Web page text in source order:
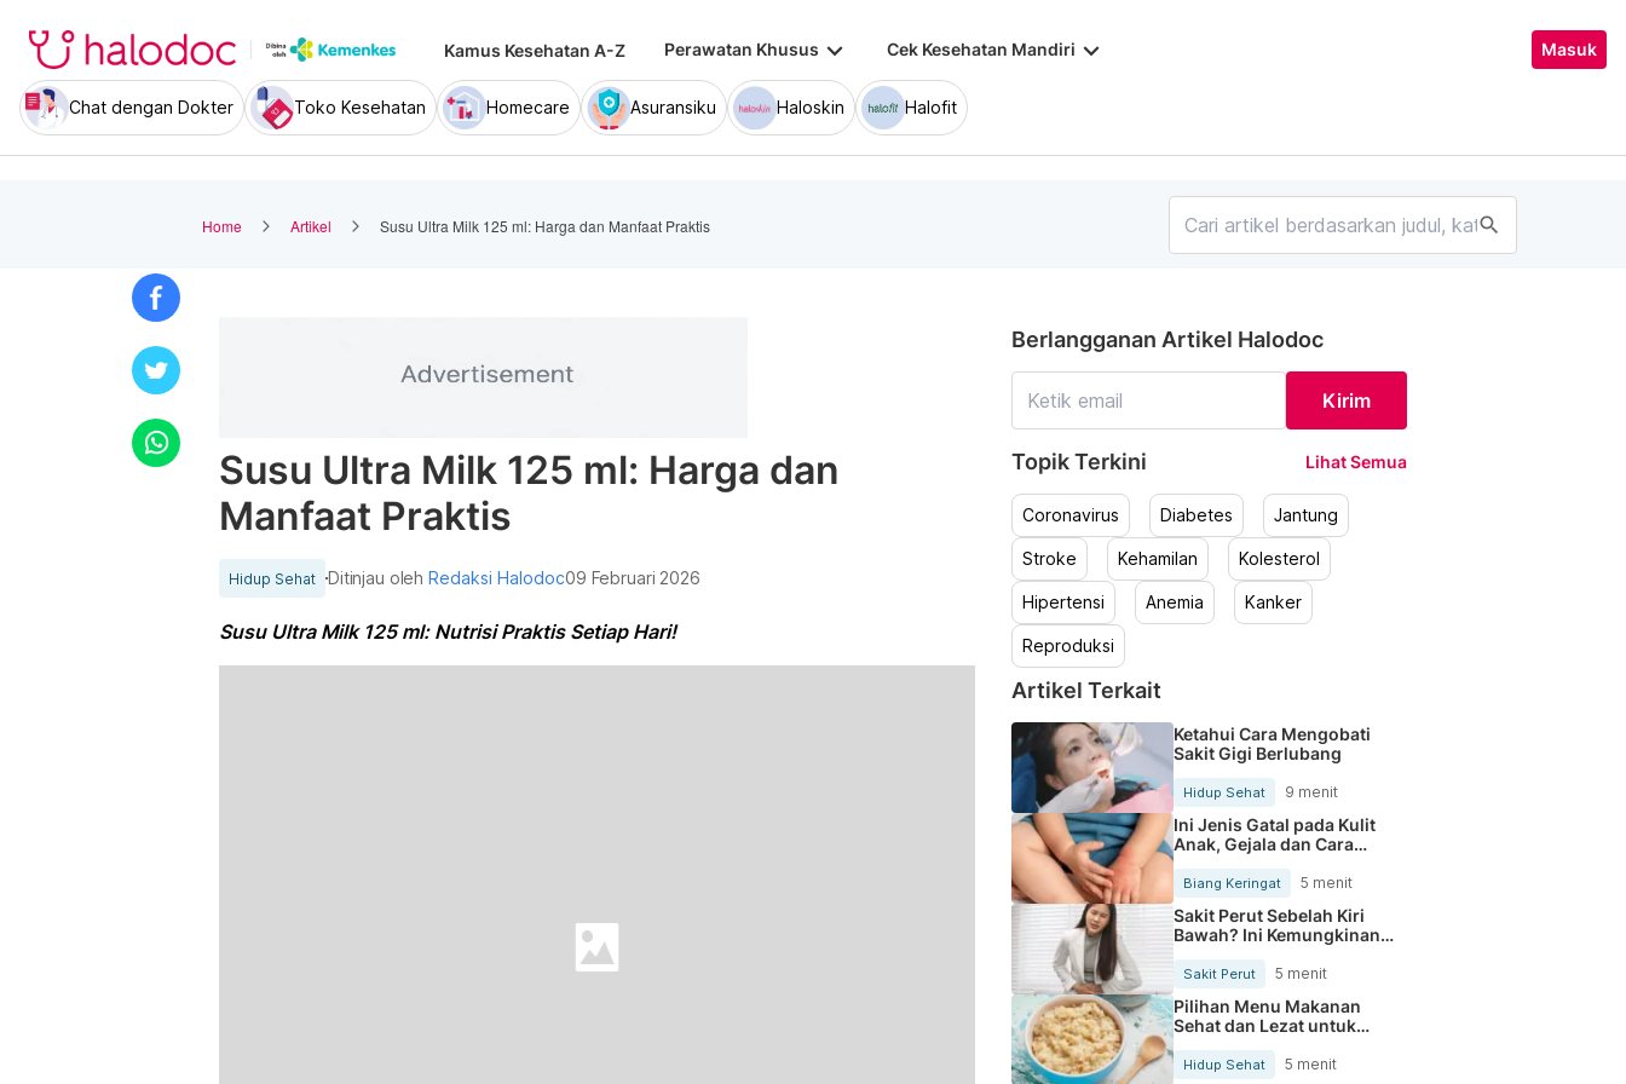
Kamus Kesehatan A-Z Perawatan Khusus keyboard_arrow_down Cek Kesehatan Mandiri keyboard_arrow_down Masuk
Chat dengan Dokter Toko Kesehatan Homecare Asuransiku Haloskin Halofit
Home Artikel Susu Ultra Milk 125 ml: Harga dan Manfaat Praktis search
Susu Ultra Milk 125 ml: Harga dan
Manfaat Praktis
Hidup Sehat Ditinjau olehRedaksi Halodoc09 Februari 2026
Susu Ultra Milk 125 ml: Nutrisi Praktis Setiap Hari!
Berlangganan Artikel Halodoc
Kirim
Topik Terkini Lihat Semua
Coronavirus Diabetes Jantung
Stroke Kehamilan Kolesterol
Hipertensi Anemia Kanker
Reproduksi
Artikel Terkait
Ketahui Cara Mengobati
Sakit Gigi Berlubang
Hidup Sehat 9 menit
Ini Jenis Gatal pada Kulit
Anak, Gejala dan Cara
Mengobatinya
Biang Keringat 5 menit
Sakit Perut Sebelah Kiri
Bawah? Ini Kemungkinan
Sakit Perut 5 menit
Pilihan Menu Makanan
Sehat dan Lezat untuk
Mengurangi Kolesterol
Hidup Sehat 5 menit